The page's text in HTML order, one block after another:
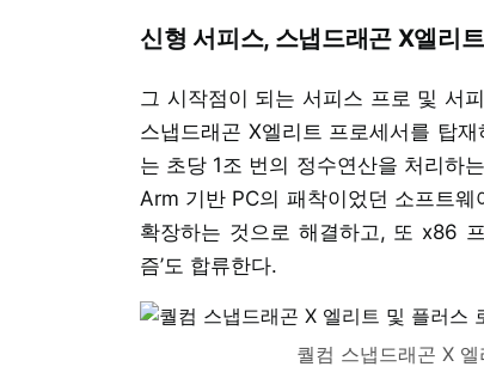
신형 서피스, 스냅드래곤 X엘리
그 시작점이 되는 서피스 프로 및 서
스냅드래곤 X엘리트 프로세서를 탑
는 초당 1조 번의 정수연산을 처리하
Arm 기반 PC의 패착이었던 소프트
확장하는 것으로 해결하고, 또 x86
즘’도 합류한다.
퀄컴 스냅드래곤 X